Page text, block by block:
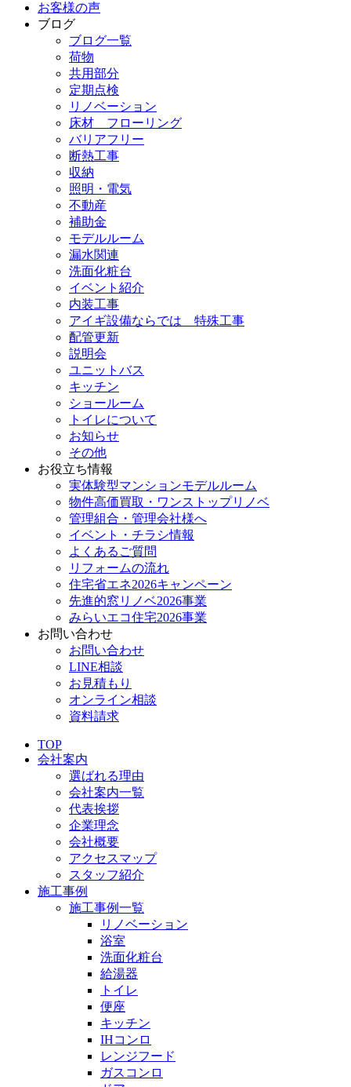
お客様の声
ブログ
ブログ一覧
荷物
共用部分
定期点検
リノベーション
床材 フローリング
バリアフリー
断熱工事
収納
照明・電気
不動産
補助金
モデルルーム
漏水関連
洗面化粧台
イベント紹介
内装工事
アイギ設備ならでは 特殊工事
配管更新
説明会
ユニットバス
キッチン
ショールーム
トイレについて
お知らせ
その他
お役立ち情報
実体験型マンションモデルルーム
物件高価買取・ワンストップリノベ
管理組合・管理会社様へ
イベント・チラシ情報
よくあるご質問
リフォームの流れ
住宅省エネ2026キャンペーン
先進的窓リノベ2026事業
みらいエコ住宅2026事業
お問い合わせ
お問い合わせ
LINE相談
お見積もり
オンライン相談
資料請求
TOP
会社案内
選ばれる理由
会社案内一覧
代表挨拶
企業理念
会社概要
アクセスマップ
スタッフ紹介
施工事例
施工事例一覧
リノベーション
浴室
洗面化粧台
給湯器
トイレ
便座
キッチン
IHコンロ
レンジフード
ガスコンロ